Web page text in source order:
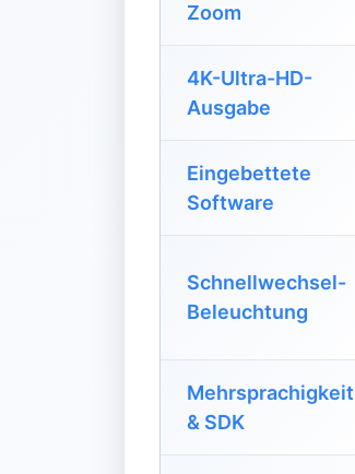
Zoom
4K-Ultra-HD-
Ausgabe
Eingebettete
Software
Schnellwechsel-
Beleuchtung
Mehrsprachigkeit
& SDK